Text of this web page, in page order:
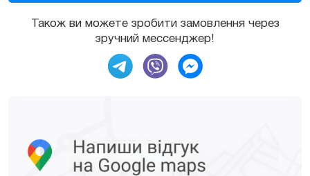
Також ви можете зробити замовлення через
зручний мессенджер!